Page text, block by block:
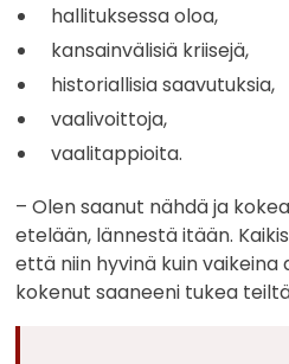
hallituksessa oloa,
kansainvälisiä kriisejä,
historiallisia saavutuksia,
vaalivoittoja,
vaalitappioita.
– Olen saanut nähdä ja
etelään, lännestä itään.
että niin hyvinä kuin vaikeina
kokenut saaneeni tukea